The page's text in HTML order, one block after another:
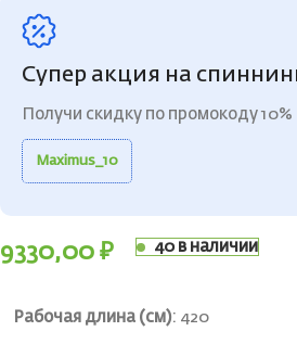
Супер акция на
Получи скидку по промокоду 10%
Maximus_10
9330,00 ₽ 40 в наличии
Рабочая длина (см): 420